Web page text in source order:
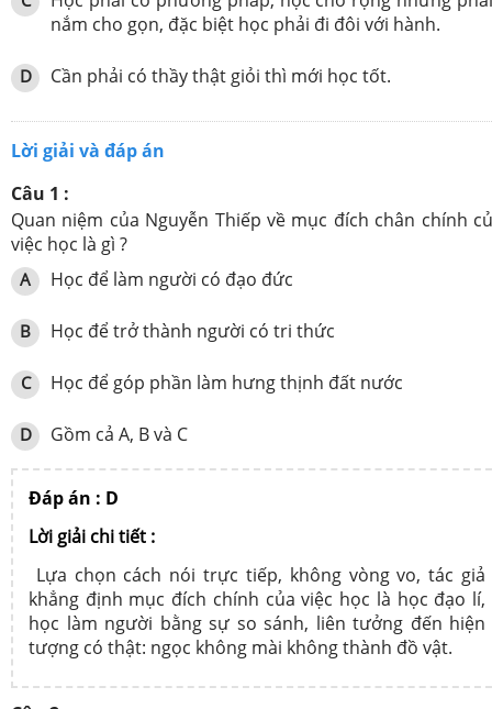
nắm cho gọn, đặc biệt học phải đi đôi với hành.
D Cần phải có thầy thật giỏi thì mới học tốt.
Lời giải và đáp án
Câu 1 :
Quan niệm của Nguyễn Thiếp về mục đích chân chính
việc học là gì ?
A Học để làm người có đạo đức
B Học để trở thành người có tri thức
C Học để góp phần làm hưng thịnh đất nước
D Gồm cả A, B và C
Đáp án : D
Lời giải chi tiết :
Lựa chọn cách nói trực tiếp, không vòng vo, tác giả
khẳng định mục đích chính của việc học là học đạo lí,
học làm người bằng sự so sánh, liên tưởng đến hiện
tượng có thật: ngọc không mài không thành đồ vật.